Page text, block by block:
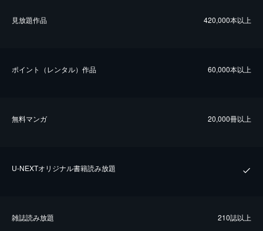
⾒放題作品 420,000本以上
ポイント（レンタル）作品 60,000本以上
無料マンガ 20,000冊以上
U-NEXTオリジナル書籍読み放題
雑誌読み放題 210誌以上